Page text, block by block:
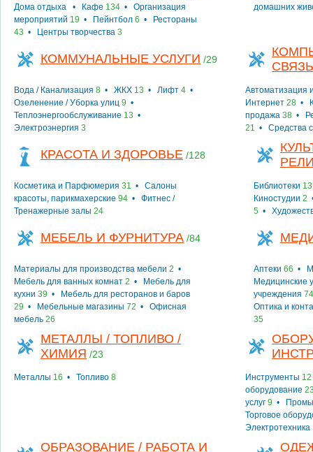
Дома отдыха
• Кафе 134 • Организация
мероприятий 19 • Пейнтбол 6 •
Рестораны
43 • Центры творчества 3
домашних
КОММУНАЛЬНЫЕ УСЛУГИ /29
Вода / Канализация 8 • ЖКХ 13 • Лифт 4 •
Озеленение / Уборка улиц 9 •
Теплоэнергообслуживание 13 •
Электроэнергия 3
СВЯЗЬ
Автоматизация
Интернет 28 •
продажа 38 •
21 • Средства
КРАСОТА И ЗДОРОВЬЕ /128
Косметика и Парфюмерия 31 • Салоны
красоты, парикмахерские 94 • Фитнес /
Тренажерные залы 24
Библиотеки 13
Киностудии 2
5 •
МЕБЕЛЬ И ФУРНИТУРА /84
Материалы для производства мебели 2 •
Мебель для ванных комнат 2 •
Мебель для
кухни 39 •
Мебель для ресторанов и баров
29 • Мебельные магазины 72 • Офисная
мебель 26
Аптеки 66 •
Медицинские
учреждения 74
Оптика и
35
МЕТАЛЛЫ / ТОПЛИВО /
ХИМИЯ /23
Металлы 16 • Топливо 8 Инструменты 12
оборудование
услуг 9 •
Торговое
Электротехника
ОБРАЗОВАНИЕ / РАБОТА И